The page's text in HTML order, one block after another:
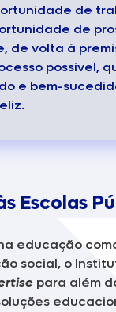
de
de
de volta à
possível,
e bem-
Escolas
educação
social, o
para além